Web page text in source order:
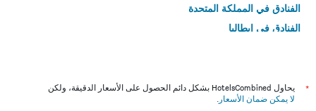
الفنادق في المملكة المتحدة
الفنادق في إيطاليا
*
يحاول HotelsCombined بشكل دائم الحصول على الأسعار الدقيقة، ولكن
لا يمكن ضمان الأسعار .